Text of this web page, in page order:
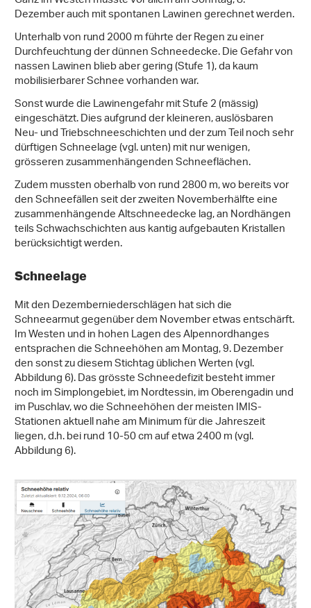
Dezember auch mit spontanen Lawinen gerechnet werden.
Unterhalb von rund 2000 m führte der Regen zu einer
Durchfeuchtung der dünnen Schneedecke. Die Gefahr von
nassen Lawinen blieb aber gering (Stufe 1), da kaum
mobilisierbarer Schnee vorhanden war.
Sonst wurde die Lawinengefahr mit Stufe 2 (mässig)
eingeschätzt. Dies aufgrund der kleineren, auslösbaren
Neu- und Triebschneeschichten und der zum Teil noch sehr
dürftigen Schneelage (vgl. unten) mit nur wenigen,
grösseren zusammenhängenden Schneeflächen.
Zudem mussten oberhalb von rund 2800 m, wo bereits vor
den Schneefällen seit der zweiten Novemberhälfte eine
zusammenhängende Altschneedecke lag, an Nordhängen
teils Schwachschichten aus kantig aufgebauten Kristallen
berücksichtigt werden.
Schneelage
Mit den Dezemberniederschlägen hat sich die
Schneearmut gegenüber dem November etwas entschärft.
Im Westen und in hohen Lagen des Alpennordhanges
entsprachen die Schneehöhen am Montag, 9. Dezember
den sonst zu diesem Stichtag üblichen Werten (vgl.
Abbildung 6). Das grösste Schneedefizit besteht immer
noch im Simplongebiet, im Nordtessin, im Oberengadin und
im Puschlav, wo die Schneehöhen der meisten IMIS-
Stationen aktuell nahe am Minimum für die Jahreszeit
liegen, d.h. bei rund 10-50 cm auf etwa 2400 m (vgl.
Abbildung 6).